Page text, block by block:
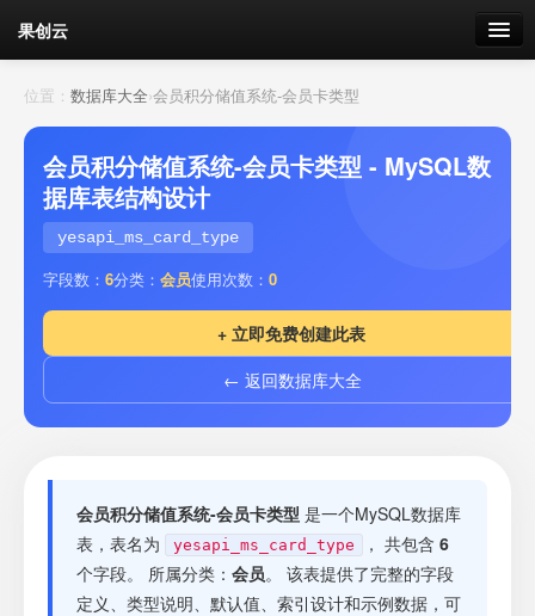
果创云
数据表单
API接口
云存储
流量 剩余接口流量
套餐
位置： 数据库大全›会员积分储值系统-会员卡类型
会员积分储值系统-会员卡类型 - MySQL数
据库表结构设计
yesapi_ms_card_type
字段数： 6分类： 会员使用次数： 0
+ 立即免费创建此表
← 返回数据库大全
会员积分储值系统-会员卡类型 是一个MySQL数据库
表，表名为
yesapi_ms_card_type ， 共包含 6
个字段。 所属分类： 会员。 该表提供了完整的字段
定义、类型说明、默认值、索引设计和示例数据，可